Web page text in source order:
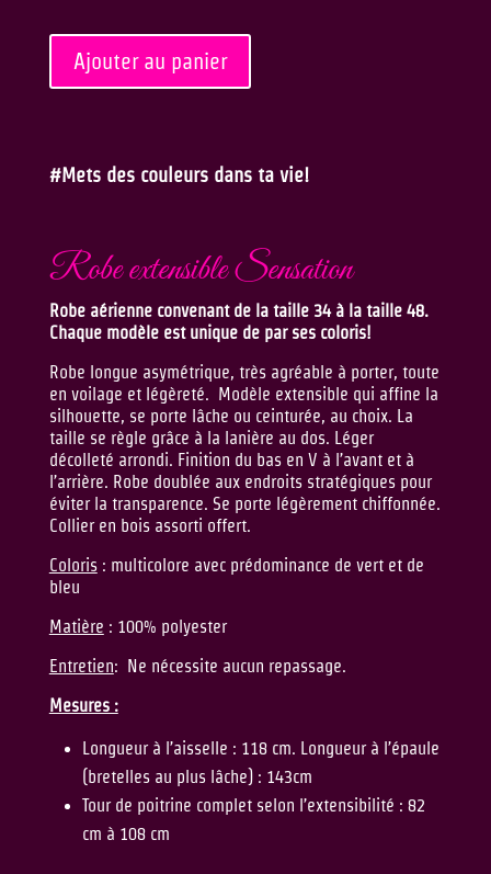
quantité
Sensation
Ajouter au panier
#Mets des couleurs dans ta vie!
Robe extensible Sensation
Robe aérienne convenant de la taille 34 à la taille 48.
Chaque modèle est unique de par ses coloris!
Robe longue asymétrique, très agréable à porter, toute
en voilage et légèreté. Modèle extensible qui affine la
silhouette, se porte lâche ou ceinturée, au choix. La
taille se règle grâce à la lanière au dos. Léger
décolleté arrondi. Finition du bas en V à l’avant et à
l’arrière. Robe doublée aux endroits stratégiques pour
éviter la transparence. Se porte légèrement chiffonnée.
Collier en bois assorti offert.
Coloris: multicolore avec prédominance de vert et de
bleu
Matière : 100% polyester
Entretien: Ne nécessite aucun repassage.
Mesures :
Longueur à l’aisselle : 118 cm. Longueur à l’épaule
(bretelles au plus lâche) : 143cm
Tour de poitrine complet selon l’extensibilité : 82
cm à 108 cm